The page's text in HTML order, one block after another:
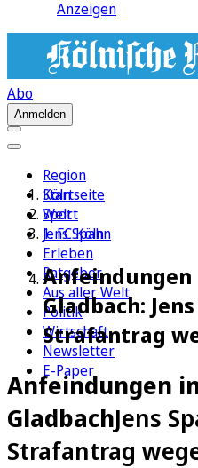
Anzeigen
Abo
Anmelden
Region
Köln
Sport
1. FC Köln
Erleben
Ratgeber
Aus aller Welt
Politik
Wirtschaft
Newsletter
E-Paper
Startseite
Welt
Jens Spahn
Anfeindungen
Gladbach:
Strafantrag
Anfeindungen
GladbachJens
Strafantrag